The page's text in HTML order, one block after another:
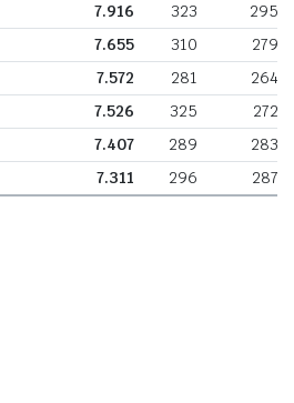
7.916 323
295
7.655 310
279
7.572 281
264
7.526 325
272
7.407 289
283
7.311 296 287